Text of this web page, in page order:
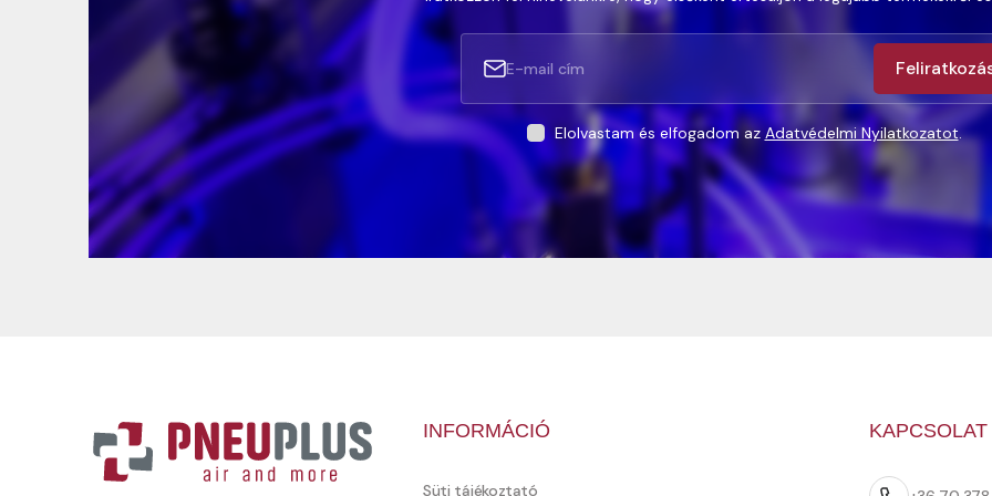
Elolvastam és elfogadom azAdatvédelmi Nyilatkozatot.
INFORMÁCIÓ
Süti tájékoztató
KAPCSOLAT